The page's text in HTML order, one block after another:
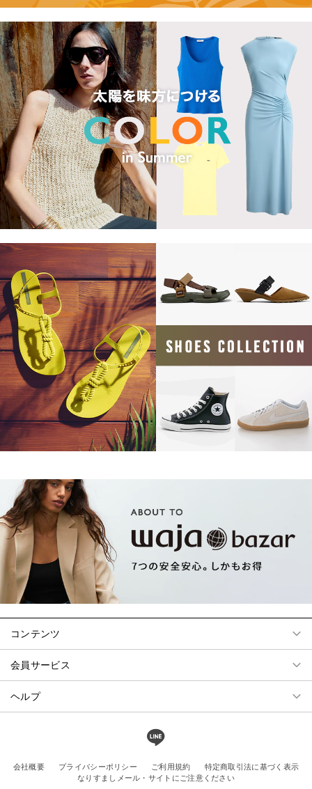
コンテンツ
会員サービス
ヘルプ
会社概要 プライバシーポリシー ご利用規約
特定商取引法に基づく表示
なりすましメール・サイトにご注意ください